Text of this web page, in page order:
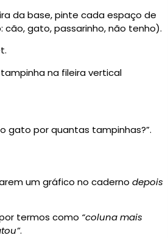
da base, pinte cada espaço de
gato, passarinho, não tenho).
na fileira vertical
gato por quantas tampinhas?”.
um gráfico no caderno depois
termos como “coluna mais
.